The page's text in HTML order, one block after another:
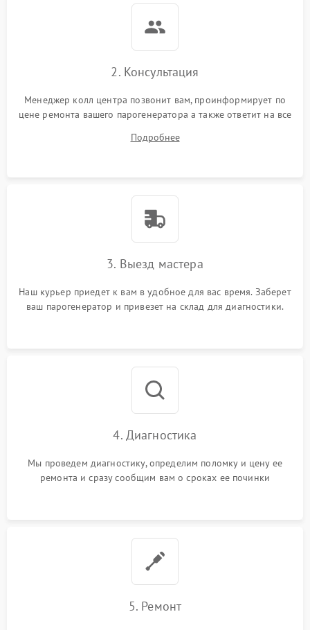
2. Консультация
Менеджер колл центра позвонит вам, проинформирует по
цене ремонта вашего парогенератора а также ответит на все
Подробнее
3. Выезд мастера
Наш курьер приедет к вам в удобное для вас время. Заберет
ваш парогенератор и привезет на склад для диагностики.
4. Диагностика
Мы проведем диагностику, определим поломку и цену ее
ремонта и сразу сообщим вам о сроках ее починки
5. Ремонт